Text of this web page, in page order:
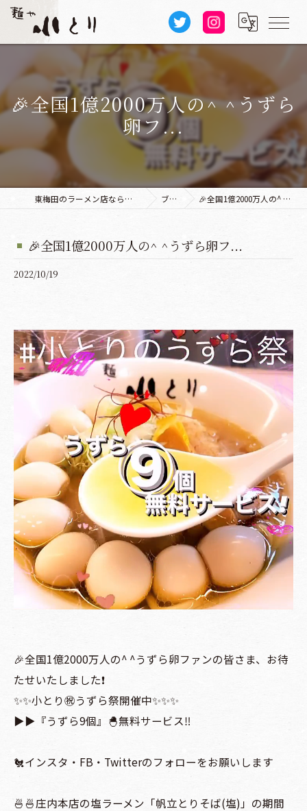
🎉全国1億2000万人の^ ^うずら
卵フ...
東梅田のラーメン店なら麺や 小とり 本店 ブログ 🎉全国1億2000万人の^ ^うずら卵フ...
🎉全国1億2000万人の^ ^うずら卵フ...
2022/10/19
🎉全国1億2000万人の^ ^うずら卵ファンの皆さま、お待
たせいたしました❗️
✨✨小とり㊗️うずら祭開催中✨✨✨
▶️▶️『うずら9個』🐣無料サービス‼
🐔インスタ・FB・Twitterのフォローをお願いします
🍜🍜庄内本店の塩ラーメン「帆立とりそば(塩)」の期間